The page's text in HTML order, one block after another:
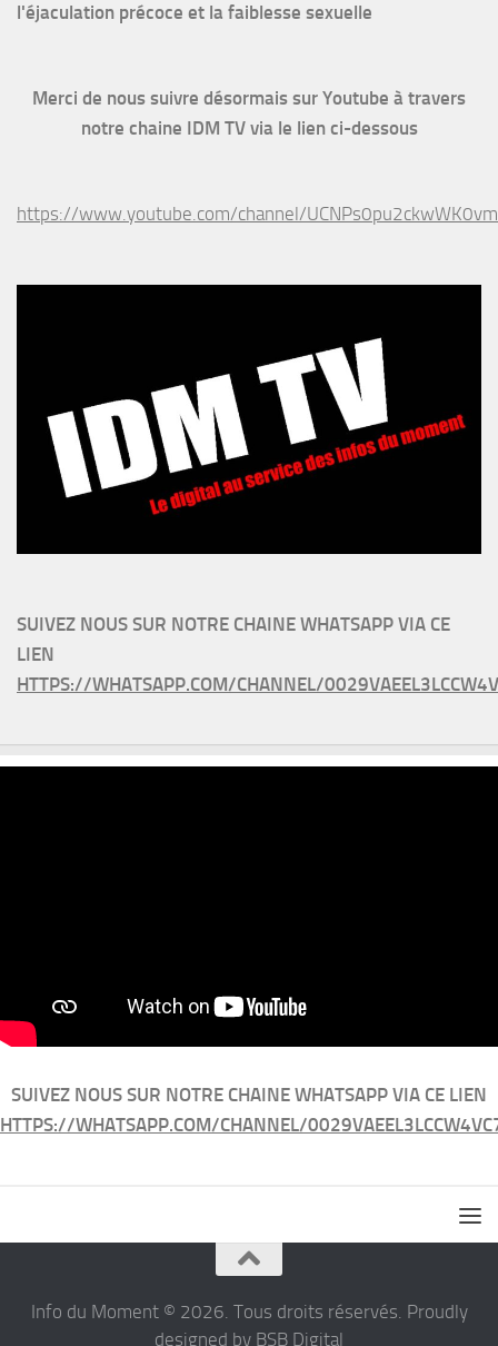
l'éjaculation précoce et la faiblesse sexuelle
Merci de nous suivre désormais sur Youtube à travers
notre chaine IDM TV via le lien ci-dessous
https://www.youtube.com/channel/
SUIVEZ NOUS SUR NOTRE CHAINE WHATSAPP VIA CE
LIEN
HTTPS://WHATSAPP.COM/CHANNEL/
SUIVEZ NOUS SUR NOTRE CHAINE WHATSAPP VIA CE LIEN
HTTPS://WHATSAPP.COM/CHANNEL/
Info du Moment © 2026. Tous droits réservés. Proudly
designed by BSB Digital